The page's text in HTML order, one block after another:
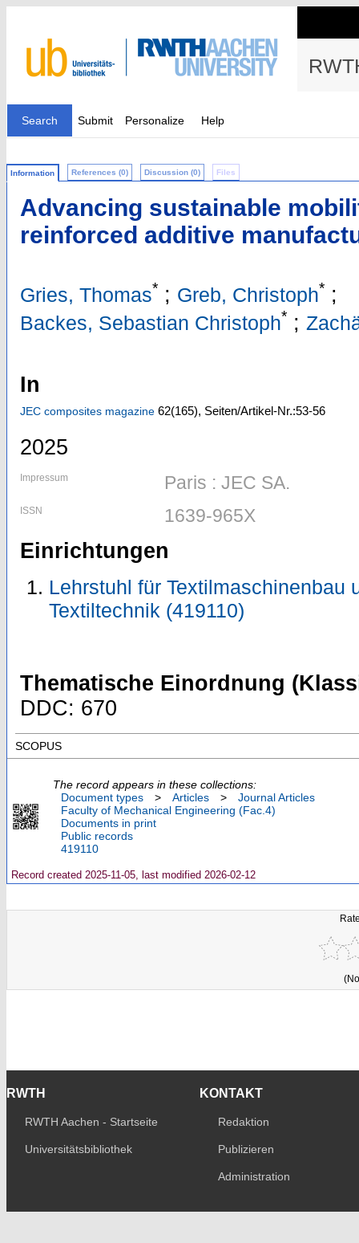
Search Submit Personalize Help
Information References (0) Discussion (0) Files
Advancing sustainable
reinforced additive
Gries, Thomas* ; Greb, Christoph* ;
Backes, Sebastian Christoph* ;
In
JEC composites magazine 62(165), Seiten/Artikel-Nr.:53-56
2025
Impressum Paris : JEC SA.
ISSN 1639-965X
Einrichtungen
Lehrstuhl für Textilmaschinenbau
Textiltechnik (419110)
Thematische Einordnung
DDC: 670
SCOPUS
The record appears in these collections:
Document types
> Articles >
Journal Articles
Faculty of Mechanical Engineering (Fac.4)
Documents in print
Public records
419110
Record created 2025-11-05, last modified 2026-02-12
RWTH
RWTH Aachen - Startseite
Universitätsbibliothek
KONTAKT
Redaktion
Publizieren
Administration